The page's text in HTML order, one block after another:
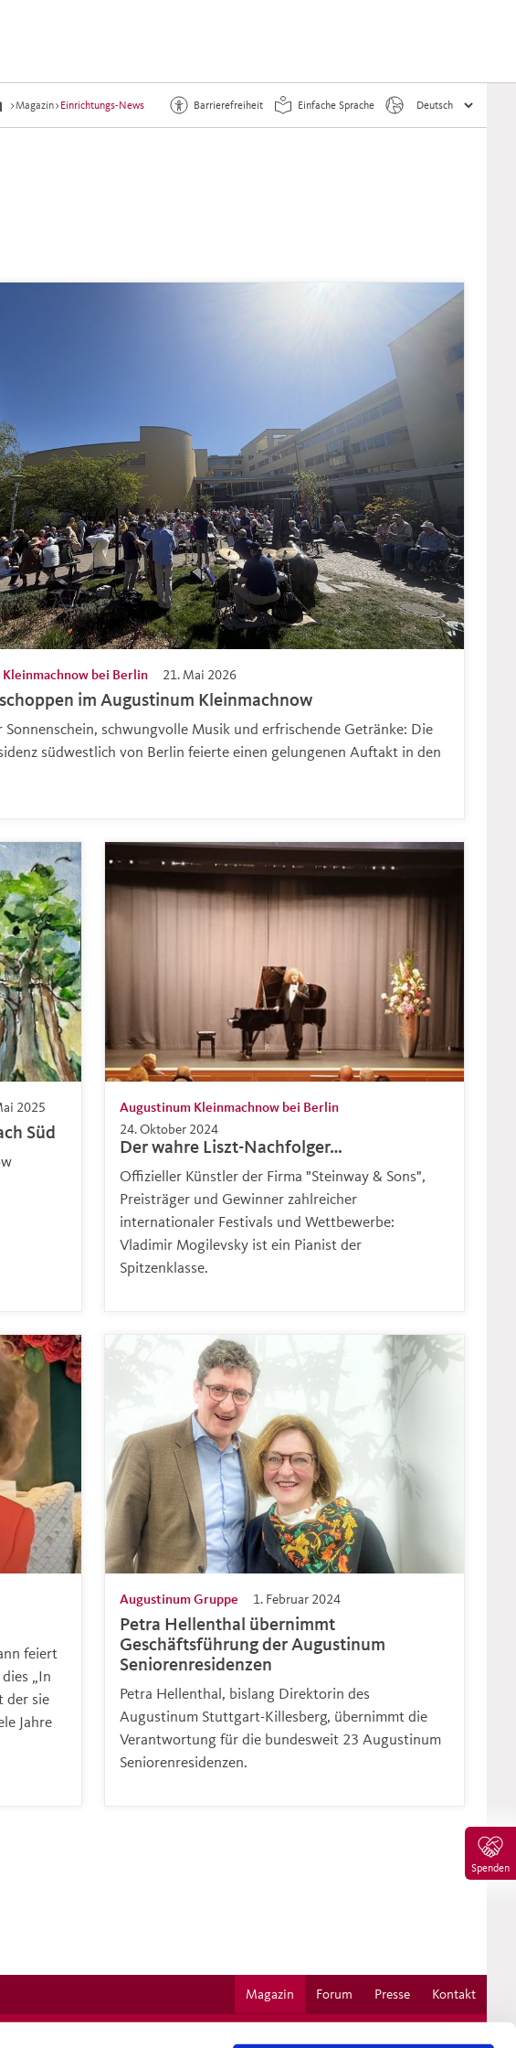
>Magazin> Einrichtungs-News Barrierefreiheit Einfache Sprache
Spenden
im Augustinum Kleinmachnow
21. Mai 2026
bei Berlin
Sonnenschein, schwungvolle Musik und erfrischende Getränke: Die
südwestlich von Berlin feierte einen gelungenen Auftakt in den
Süd
2025
Der wahre Liszt-Nachfolger…
24. Oktober 2024
Augustinum Kleinmachnow bei Berlin
Offizieller Künstler der Firma "Steinway & Sons",
Preisträger und Gewinner zahlreicher
internationaler Festivals und Wettbewerbe:
Vladimir Mogilevsky ist ein Pianist der
Spitzenklasse.
feiert
„In
der sie
Jahre
Petra Hellenthal übernimmt
Geschäftsführung der Augustinum
Seniorenresidenzen
1. Februar 2024
Augustinum Gruppe
Petra Hellenthal, bislang Direktorin des
Augustinum Stuttgart-Killesberg, übernimmt die
Verantwortung für die bundesweit 23 Augustinum
Seniorenresidenzen.
Magazin Forum Presse Kontakt